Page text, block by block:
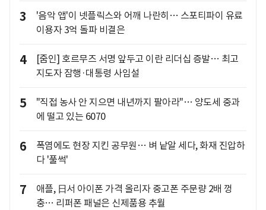
3
'음악 앱'이 넷플릭스와 어깨 나란히… 스포티파이 유료
이용자 3억 돌파 비결은
4
[줌인] 호르무즈 서명 앞두고 이란 리더십 증발… 최고
지도자 잠행·대통령 사임설
5
"직접 농사 안 지으면 내년까지 팔아라"… 양도세 중과
에 떨고 있는 6070
6
폭염에도 현장 지킨 공무원… 벼 낱알 세다, 화재 진압하
다 '풀썩'
7
애플, 日서 아이폰 가격 올리자 중고폰 주문량 2배 껑
충… 리퍼폰 패널은 신제품용 추월